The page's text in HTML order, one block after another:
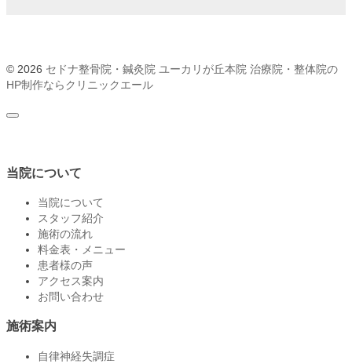
© 2026 セドナ整骨院・鍼灸院 ユーカリが丘本院 治療院・整体院の
HP制作ならクリニックエール
当院について
当院について
スタッフ紹介
施術の流れ
料金表・メニュー
患者様の声
アクセス案内
お問い合わせ
施術案内
自律神経失調症